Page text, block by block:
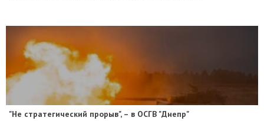
"Не стратегический прорыв", – в ОСГВ "Днепр"